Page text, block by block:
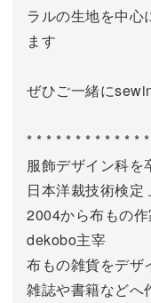
ラルの生地を中心
ます
ぜひご一緒に
* * * * * * * * * * * *
服飾デザイン科を
日本洋裁技術検定
2004から布もの
dekobo主宰
布もの雑貨をデザ
雑誌や書籍などへ